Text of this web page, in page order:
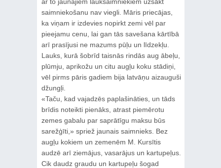
saimniekošanu nav viegli. Māris priecājas,
ka viņam ir izdevies nopirkt zemi vēl par
pieejamu cenu, lai gan tās savešana kārtībā
arī prasījusi ne mazums pūļu un līdzekļu.
Lauks, kurā šobrīd taisnās rindās aug ābeļu,
plūmju, aprikožu un citu augļu koku stādiņi,
vēl pirms pāris gadiem bija latvāņu aizauguši
džungļi.
«Taču, kad vajadzēs paplašināties, un tāds
brīdis noteikti pienāks, atrast piemērotu
zemes gabalu par saprātīgu maksu būs
sarežģīti,» spriež jaunais saimnieks. Bez
augļu kokiem un zemenēm M. Kursītis
audzē arī ziemājus, vasarājus un kartupeļus.
Cik daudz graudu un kartupeļu šogad